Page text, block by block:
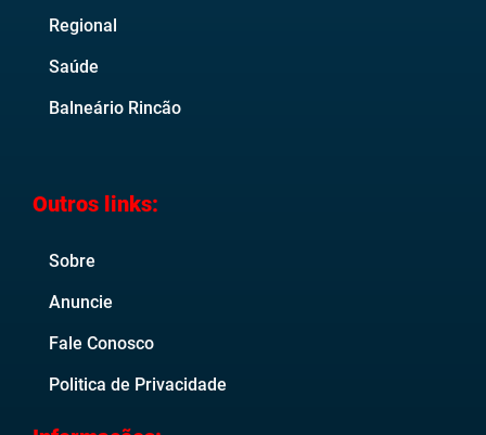
Regional
Saúde
Balneário Rincão
Outros links:
Sobre
Anuncie
Fale Conosco
Politica de Privacidade